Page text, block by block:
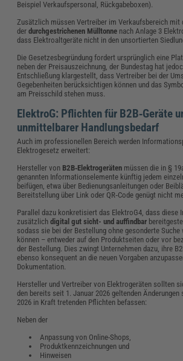
Beispiel Verkaufspersonal, Rückgabeboxen).
Zusätzlich müssen Vertreiber im Verkaufsbereich mit
derdurchgestrichenen Mülltonne nach Anlage 3
dass Elektroaltgeräte nicht in den unsortierten
Die Gesetzesbegründung fordert ursprünglich eine
neben der Preisauszeichnung, der Bundestag hat
Entschließung klargestellt, dass Vertreiber bei der
Gegebenheiten berücksichtigen können und das
am Preisschild stehen muss.
ElektroG: Pflichten für B2B‑Geräte
unmittelbarer Handlungsbedarf
Auch im professionellen Bereich werden
Elektrogesetz erweitert:
Hersteller von B2B‑Elektrogeräten müssen die in §
genannten Informationselemente künftig jedem
beifügen, etwa über Bedienungsanleitungen oder
Bereitstellung über Link oder QR‑Code genügt nicht
Parallel dazu konkretisiert das ElektroG4, dass diese
zusätzlich digital gut sicht- und auffindbar
sodass sie bei der Bestellung ohne gesonderte Suche
können – entweder auf den Produktseiten oder vor
der Bestellung. Dies zwingt Unternehmen dazu, ihre
ebenso konsequent an die neuen Vorgaben
Dokumentation.
Hersteller und Vertreiber von Elektrogeräten sollten
den bereits seit 1. Januar 2026 geltenden Änderungen
2026 in Kraft tretenden Pflichten befassen:
Neben der
Anpassung von Online-Shops,
Produktkennzeichnungen und
Hinweisen